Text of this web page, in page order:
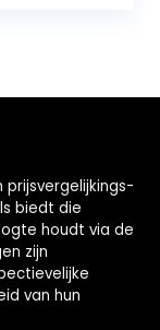
biedt die
houdt via de
zijn
van hun